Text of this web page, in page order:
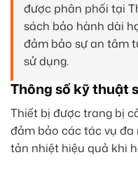
được phân phối tại
sách bảo hành dài
đảm bảo sự an tâm
sử dụng.
Thông số kỹ thuật
Thiết bị được trang bị
đảm bảo các tác vụ
tản nhiệt hiệu quả khi